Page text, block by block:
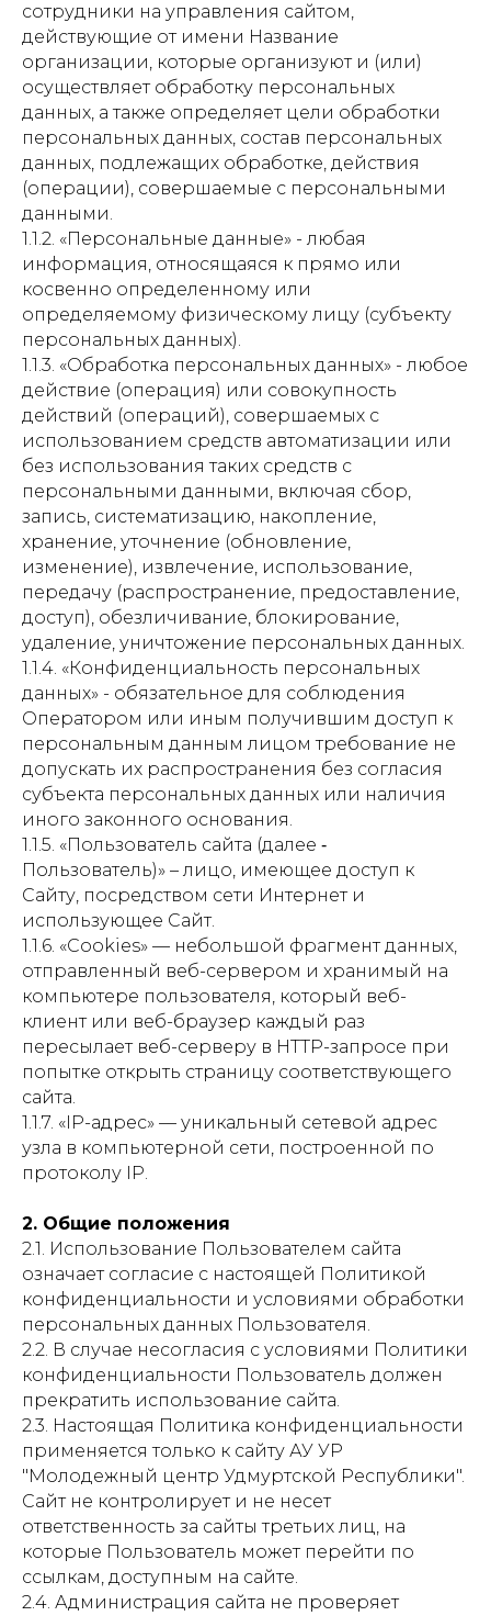
сотрудники на управления сайтом,
действующие от имени Название
организации, которые организуют и (или)
осуществляет обработку персональных
данных, а также определяет цели обработки
персональных данных, состав персональных
данных, подлежащих обработке, действия
(операции), совершаемые с персональными
данными.
1.1.2. «Персональные данные» - любая
информация, относящаяся к прямо или
косвенно определенному или
определяемому физическому лицу (субъекту
персональных данных).
1.1.3. «Обработка персональных данных» - любое
действие (операция) или совокупность
действий (операций), совершаемых с
использованием средств автоматизации или
без использования таких средств с
персональными данными, включая сбор,
запись, систематизацию, накопление,
хранение, уточнение (обновление,
изменение), извлечение, использование,
передачу (распространение, предоставление,
доступ), обезличивание, блокирование,
удаление, уничтожение персональных данных.
1.1.4. «Конфиденциальность персональных
данных» - обязательное для соблюдения
Оператором или иным получившим доступ к
персональным данным лицом требование не
допускать их распространения без согласия
субъекта персональных данных или наличия
иного законного основания.
1.1.5. «Пользователь сайта (далее ‑
Пользователь)» – лицо, имеющее доступ к
Сайту, посредством сети Интернет и
использующее Сайт.
1.1.6. «Cookies» — небольшой фрагмент данных,
отправленный веб-сервером и хранимый на
компьютере пользователя, который веб-
клиент или веб-браузер каждый раз
пересылает веб-серверу в HTTP-запросе при
попытке открыть страницу соответствующего
сайта.
1.1.7. «IP-адрес» — уникальный сетевой адрес
узла в компьютерной сети, построенной по
протоколу IP.
2. Общие положения
2.1. Использование Пользователем сайта
означает согласие с настоящей Политикой
конфиденциальности и условиями обработки
персональных данных Пользователя.
2.2. В случае несогласия с условиями Политики
конфиденциальности Пользователь должен
прекратить использование сайта.
2.3. Настоящая Политика конфиденциальности
применяется только к сайту АУ УР
"Молодежный центр Удмуртской Республики".
Сайт не контролирует и не несет
ответственность за сайты третьих лиц, на
которые Пользователь может перейти по
ссылкам, доступным на сайте.
2.4. Администрация сайта не проверяет